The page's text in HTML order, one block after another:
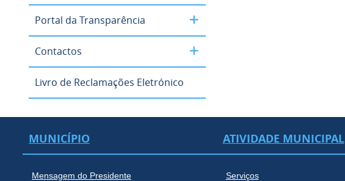
Portal da Transparência
Contactos
Livro de Reclamações Eletrónico
MUNICÍPIO
Mensagem do Presidente
ATIVIDADE MUNICIPAL
Serviços